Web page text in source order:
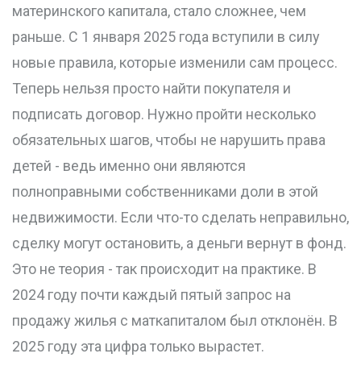
материнского капитала, стало сложнее, чем
раньше. С 1 января 2025 года вступили в силу
новые правила, которые изменили сам процесс.
Теперь нельзя просто найти покупателя и
подписать договор. Нужно пройти несколько
обязательных шагов, чтобы не нарушить права
детей - ведь именно они являются
полноправными собственниками доли в этой
недвижимости. Если что-то сделать неправильно,
сделку могут остановить, а деньги вернут в фонд.
Это не теория - так происходит на практике. В
2024 году почти каждый пятый запрос на
продажу жилья с маткапиталом был отклонён. В
2025 году эта цифра только вырастет.